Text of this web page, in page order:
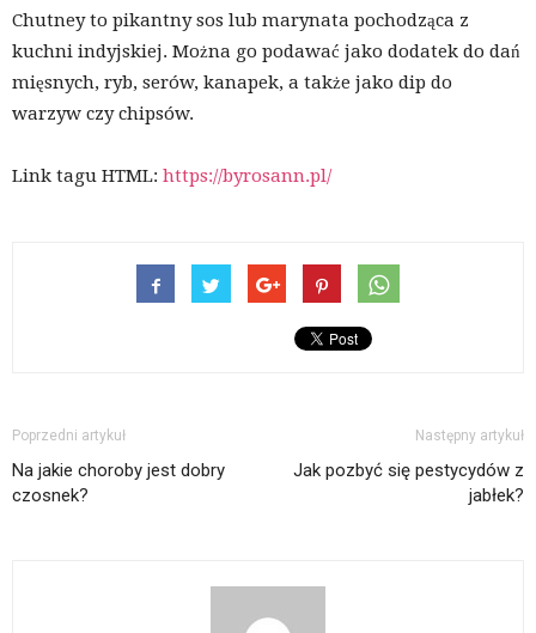
Chutney to pikantny sos lub marynata pochodząca z
kuchni indyjskiej. Można go podawać jako dodatek do dań
mięsnych, ryb, serów, kanapek, a także jako dip do
warzyw czy chipsów.
Link tagu HTML: https://byrosann.pl/
Poprzedni artykuł
Na jakie choroby jest dobry
czosnek?
Następny artykuł
Jak pozbyć się pestycydów z
jabłek?